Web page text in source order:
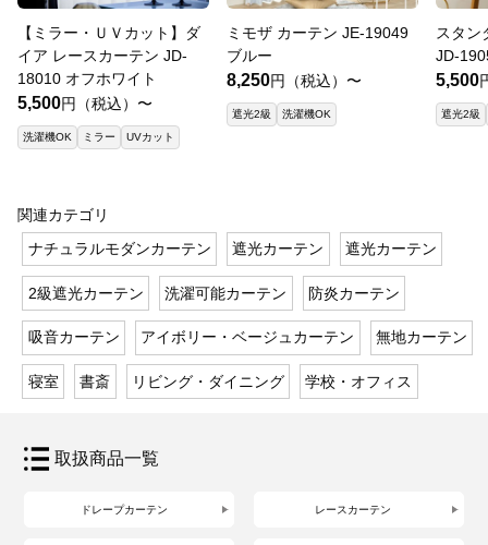
【ミラー・ＵＶカット】ダ
イア レースカーテン JD-
18010 オフホワイト
5,500円（税込）〜
洗濯機OK ミラー UVカット
ミモザ カーテン JE-19049
ブルー
8,250円（税込）〜
遮光2級 洗濯機OK
スタン
JD-
5,500
遮光2級
関連カテゴリ
ナチュラルモダンカーテン
遮光カーテン 遮光カーテン
2級遮光カーテン 洗濯可能カーテン 防炎カーテン
吸音カーテン アイボリー・ベージュカーテン 無地カーテン
寝室 書斎 リビング・ダイニング 学校・オフィス
取扱商品一覧
ドレープカーテン レースカーテン